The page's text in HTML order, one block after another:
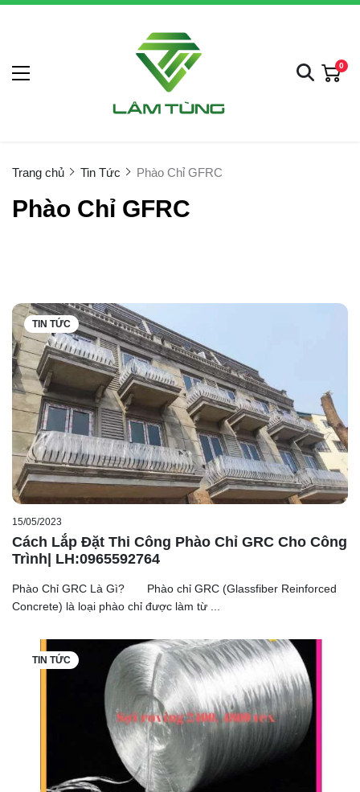
0
Trang chủ Tin Tức Phào Chỉ GFRC
Phào Chỉ GFRC
TIN TỨC
15/05/2023
Cách Lắp Đặt Thi Công Phào Chỉ GRC Cho Công
Trình| LH:0965592764
Phào Chỉ GRC Là Gì? Phào chỉ GRC (Glassfiber Reinforced
Concrete) là loại phào chỉ được làm từ ...
TIN TỨC